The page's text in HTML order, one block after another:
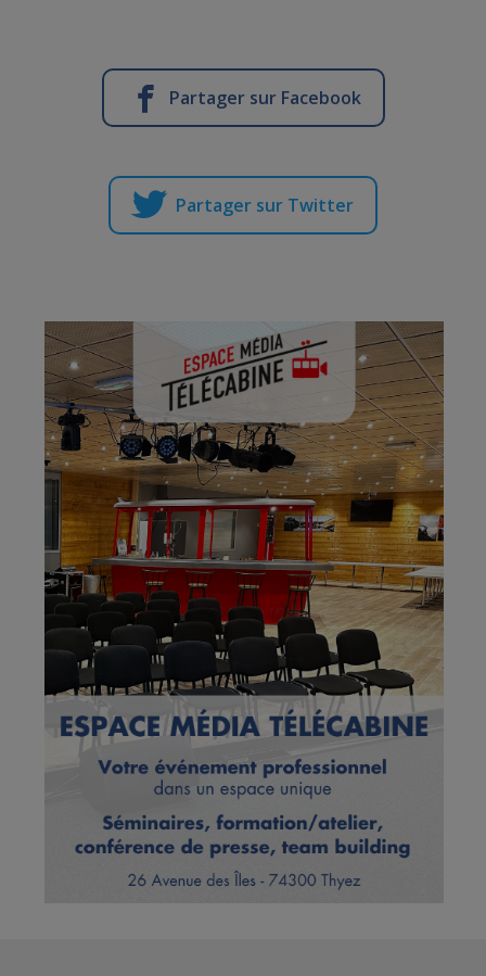
Partager sur Facebook
Partager sur Twitter